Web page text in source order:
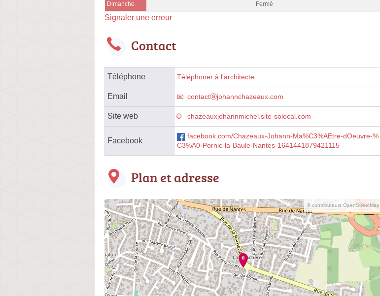
Dimanche Fermé
Signaler une erreur
Contact
Téléphone Téléphoner à l'architecte
Email contactⓐjohannchazeaux.com
Site web chazeauxjohannmichel.site-solocal.com
Facebook
facebook.com/Chazeaux-Johann-Ma%C3%AEtre-dOeuvre-%
C3%A0-Pornic-la-Baule-Nantes-1641441879421115
Plan et adresse
© contributeurs OpenStreetMap